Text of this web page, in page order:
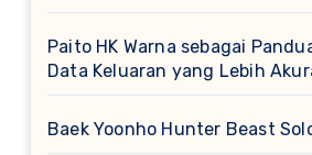
Paito HK Warna sebagai
Data Keluaran yang Lebih
Baek Yoonho Hunter Beast